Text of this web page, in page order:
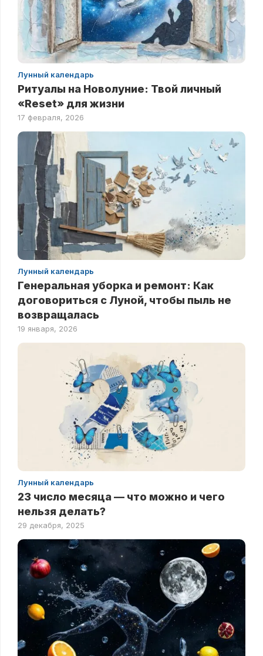
Лунный календарь
Ритуалы на Новолуние: Твой личный
«Reset» для жизни
17 февраля, 2026
Лунный календарь
Генеральная уборка и ремонт: Как
договориться с Луной, чтобы пыль не
возвращалась
19 января, 2026
Лунный календарь
23 число месяца — что можно и чего
нельзя делать?
29 декабря, 2025